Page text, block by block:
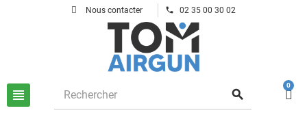
Nous contacter phone 02 35 00 30 02
view_headline search
0